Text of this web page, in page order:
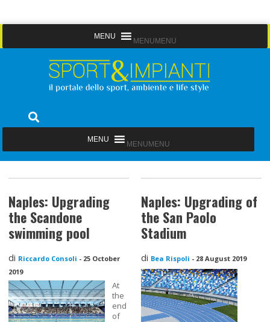
to
MENU MENU
Sport&Impianti
MENU MENU
Naples: Upgrading
the Scandone
swimming pool
di Riccardo Consoli - 25 October
2019
At
the
end
of
Naples: Upgrading of
the San Paolo
Stadium
di Bea Rispoli - 28 August 2019